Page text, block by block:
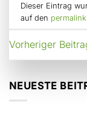
Dieser Eintrag
auf den permalink
Vorheriger
NEUESTE